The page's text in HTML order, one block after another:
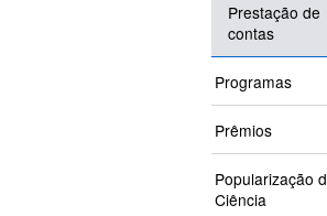
Prestação de
contas
Programas
Prêmios
Popularização
Ciência